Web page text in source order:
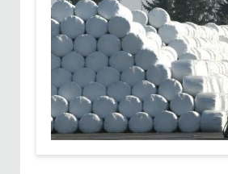
Дейности
Арбитражен съд
Проекти
Членове